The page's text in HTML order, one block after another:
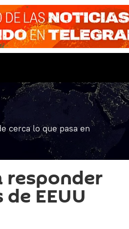
cerca lo que pasa en
responder
EEUU